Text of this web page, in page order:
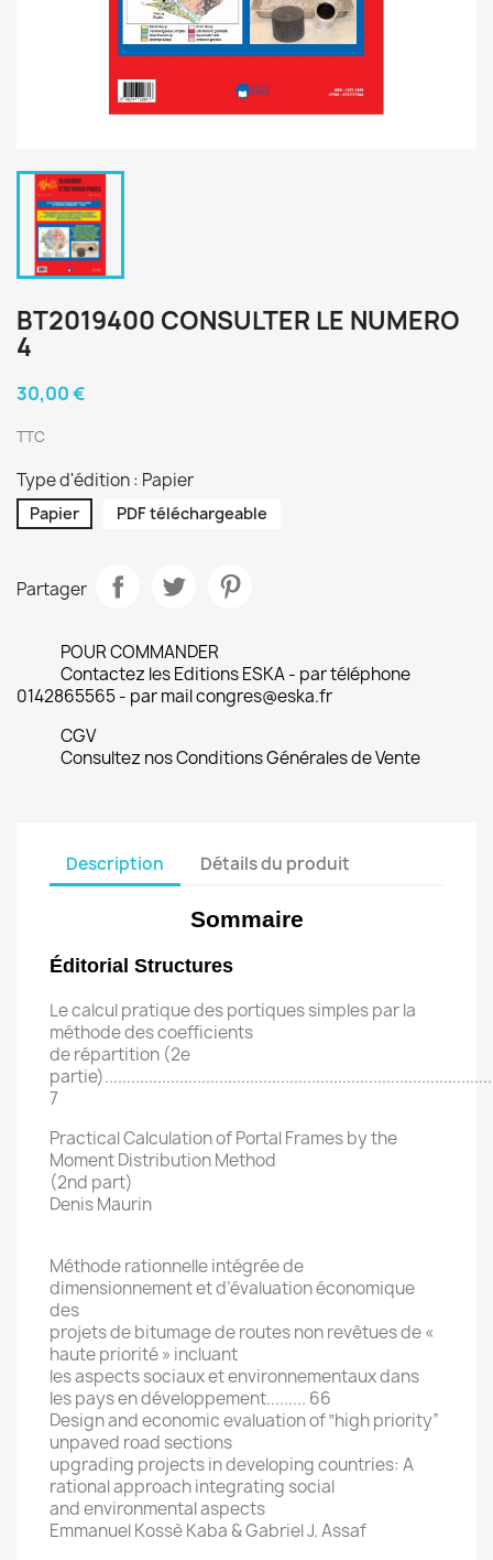
BT2019400 CONSULTER LE NUMERO
4
30,00 €
TTC
Type d'édition : Papier
Papier PDF téléchargeable
Partager
POUR COMMANDER
Contactez les Editions ESKA - par téléphone
0142865565 - par mail congres@eska.fr
CGV
Consultez nos Conditions Générales de Vente
Description Détails du produit
Sommaire
Éditorial Structures
Le calcul pratique des portiques simples par la
méthode des coefficients
de répartition (2e
partie)........................................................................................
7
Practical Calculation of Portal Frames by the
Moment Distribution Method
(2nd part)
Denis Maurin
Méthode rationnelle intégrée de
dimensionnement et d’évaluation économique
des
projets de bitumage de routes non revêtues de «
haute priorité » incluant
les aspects sociaux et environnementaux dans
les pays en développement......... 66
Design and economic evaluation of ‟high priority”
unpaved road sections
upgrading projects in developing countries: A
rational approach integrating social
and environmental aspects
Emmanuel Kossè Kaba & Gabriel J. Assaf